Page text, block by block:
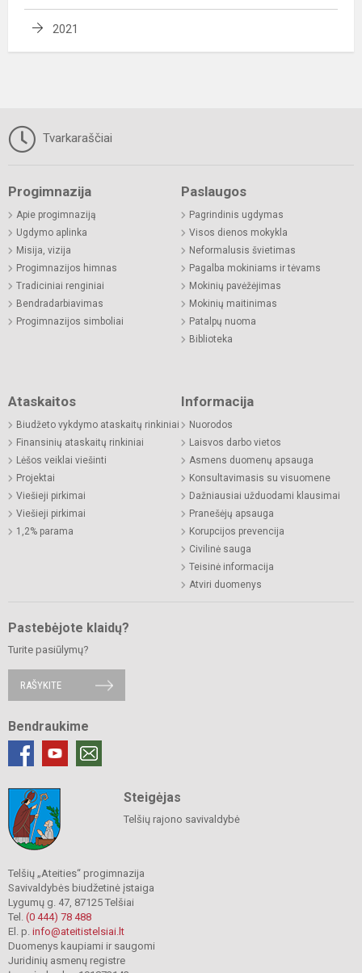
2021
Tvarkaraščiai
Progimnazija
Apie progimnaziją
Ugdymo aplinka
Misija, vizija
Progimnazijos himnas
Tradiciniai renginiai
Bendradarbiavimas
Progimnazijos simboliai
Paslaugos
Pagrindinis ugdymas
Visos dienos mokykla
Neformalusis švietimas
Pagalba mokiniams ir tėvams
Mokinių pavėžėjimas
Mokinių maitinimas
Patalpų nuoma
Biblioteka
Ataskaitos
Biudžeto vykdymo ataskaitų rinkiniai
Finansinių ataskaitų rinkiniai
Lėšos veiklai viešinti
Projektai
Viešieji pirkimai
Viešieji pirkimai
1,2% parama
Informacija
Nuorodos
Laisvos darbo vietos
Asmens duomenų apsauga
Konsultavimasis su visuomene
Dažniausiai užduodami klausimai
Pranešėjų apsauga
Korupcijos prevencija
Civilinė sauga
Teisinė informacija
Atviri duomenys
Pastebėjote klaidų?
Turite pasiūlymų?
RAŠYKITE
Bendraukime
Steigėjas
Telšių rajono savivaldybė
Telšių „Ateities“ progimnazija
Savivaldybės biudžetinė įstaiga
Lygumų g. 47, 87125 Telšiai
Tel. (0 444) 78 488
El. p. info@ateitistelsiai.lt
Duomenys kaupiami ir saugomi
Juridinių asmenų registre